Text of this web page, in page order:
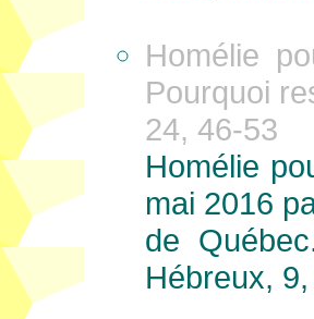
Homélie
Pourquoi
24, 46-53
Homélie
mai 2016
de
Hébreux,